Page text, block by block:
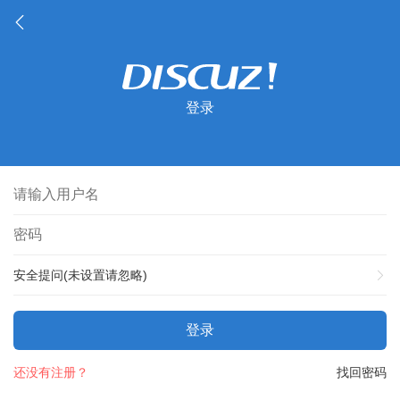
登录
安全提问(未设置请忽略)
登录
找回密码
还没有注册？